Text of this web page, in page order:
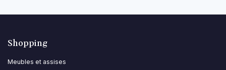
Shopping
Meubles et assises